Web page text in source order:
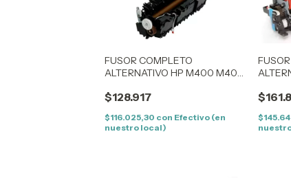
FUSOR COMPLETO
ALTERNATIVO HP M400 M401
$128.917
$116.025,30 con Efectivo (en
nuestro local)
5370